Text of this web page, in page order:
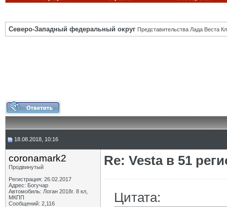
Северо-Западный федеральный округ Представительства Лада Веста
18.08.2018, 10:16
coronamark2
Продвинутый
Регистрация: 26.02.2017
Адрес: Богучар
Автомобиль: Логан 2018г. 8 кл,
МКПП
Сообщений: 2,116
Re: Vesta в 51
Цитата: